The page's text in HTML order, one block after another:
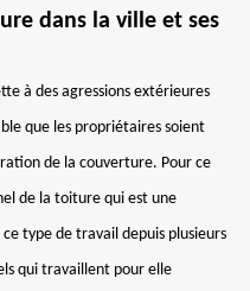
dans la ville et ses
à des agressions extérieures
que les propriétaires soient
de la couverture. Pour ce
de la toiture qui est une
type de travail depuis plusieurs
qui travaillent pour elle